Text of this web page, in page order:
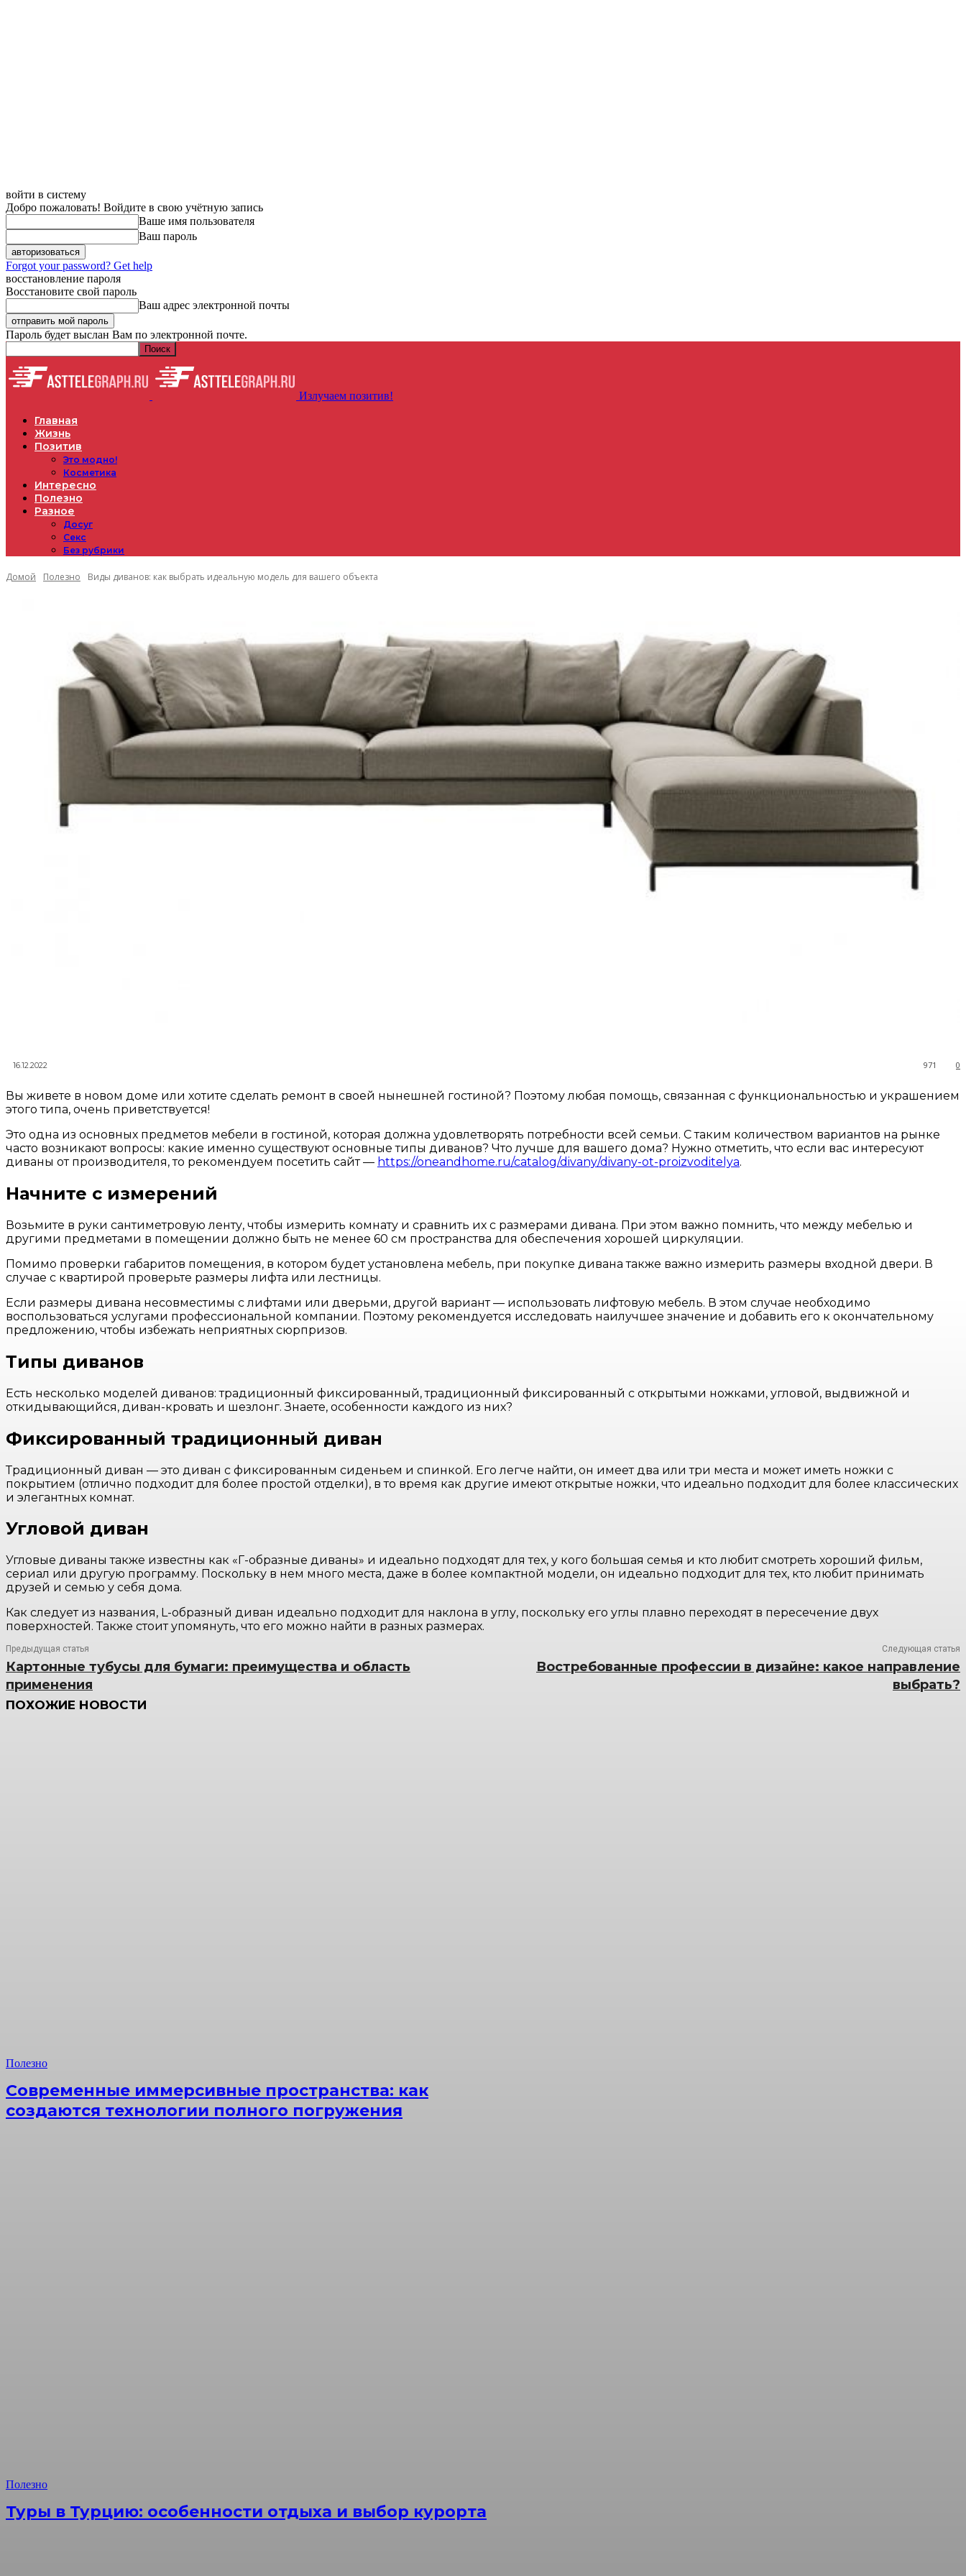
войти в систему
Добро пожаловать! Войдите в свою учётную запись
Ваше имя пользователя
Ваш пароль
Forgot your password? Get help
восстановление пароля
Восстановите свой пароль
Ваш адрес электронной почты
Пароль будет выслан Вам по электронной почте.
Излучаем позитив!
Главная
Жизнь
Позитив
Это модно!
Косметика
Интересно
Полезно
Разное
Досуг
Секс
Без рубрики
Домой Полезно Виды диванов: как выбрать идеальную модель для вашего объекта
16.12.2022 0
971
Вы живете в новом доме или хотите сделать ремонт в своей нынешней гостиной? Поэтому любая помощь, связанная с функциональностью и украшением
этого типа, очень приветствуется!
Это одна из основных предметов мебели в гостиной, которая должна удовлетворять потребности всей семьи. С таким количеством вариантов на рынке
часто возникают вопросы: какие именно существуют основные типы диванов? Что лучше для вашего дома? Нужно отметить, что если вас интересуют
диваны от производителя, то рекомендуем посетить сайт — https://oneandhome.ru/catalog/divany/divany-ot-proizvoditelya.
Начните с измерений
Возьмите в руки сантиметровую ленту, чтобы измерить комнату и сравнить их с размерами дивана. При этом важно помнить, что между мебелью и
другими предметами в помещении должно быть не менее 60 см пространства для обеспечения хорошей циркуляции.
Помимо проверки габаритов помещения, в котором будет установлена ​​мебель, при покупке дивана также важно измерить размеры входной двери. В
случае с квартирой проверьте размеры лифта или лестницы.
Если размеры дивана несовместимы с лифтами или дверьми, другой вариант — использовать лифтовую мебель. В этом случае необходимо
воспользоваться услугами профессиональной компании. Поэтому рекомендуется исследовать наилучшее значение и добавить его к окончательному
предложению, чтобы избежать неприятных сюрпризов.
Типы диванов
Есть несколько моделей диванов: традиционный фиксированный, традиционный фиксированный с открытыми ножками, угловой, выдвижной и
откидывающийся, диван-кровать и шезлонг. Знаете, особенности каждого из них?
Фиксированный традиционный диван
Традиционный диван — это диван с фиксированным сиденьем и спинкой. Его легче найти, он имеет два или три места и может иметь ножки с
покрытием (отлично подходит для более простой отделки), в то время как другие имеют открытые ножки, что идеально подходит для более классических
и элегантных комнат.
Угловой диван
Угловые диваны также известны как «Г-образные диваны» и идеально подходят для тех, у кого большая семья и кто любит смотреть хороший фильм,
сериал или другую программу. Поскольку в нем много места, даже в более компактной модели, он идеально подходит для тех, кто любит принимать
друзей и семью у себя дома.
Как следует из названия, L-образный диван идеально подходит для наклона в углу, поскольку его углы плавно переходят в пересечение двух
поверхностей. Также стоит упомянуть, что его можно найти в разных размерах.
Предыдущая статья
Картонные тубусы для бумаги: преимущества и область
применения
Следующая статья
Востребованные профессии в дизайне: какое направление
выбрать?
ПОХОЖИЕ НОВОСТИ
Полезно
Современные иммерсивные пространства: как
создаются технологии полного погружения
Полезно
Туры в Турцию: особенности отдыха и выбор курорта